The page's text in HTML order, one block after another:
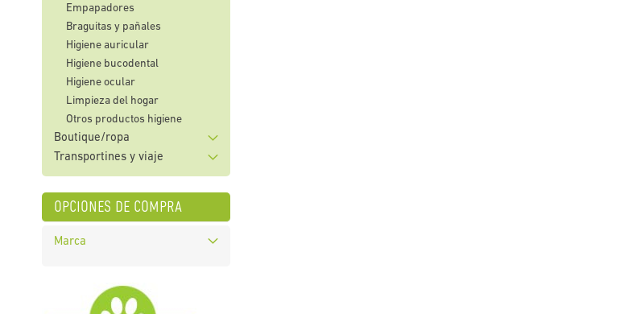
Empapadores
Braguitas y pañales
Higiene auricular
Higiene bucodental
Higiene ocular
Limpieza del hogar
Otros productos higiene
Boutique/ropa
Transportines y viaje
opciones de compra
Marca